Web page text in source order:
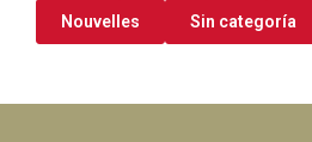
Nouvelles Sin categoría